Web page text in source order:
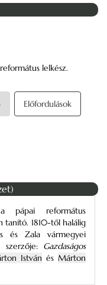
lelkész.
Előfordulások
pápai református
tanító. 1810-től halálig
és Zala vármegyei
szerzője: Gazdaságos
István és Márton